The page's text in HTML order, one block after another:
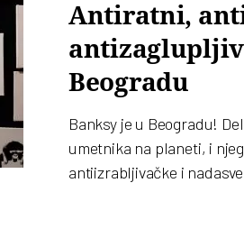
Antiratni,
Beogradu
Banksy je u Beogradu!
umetnika na planeti, i njegove antiratne, antizagađivačke,
antiizrabljivačke i